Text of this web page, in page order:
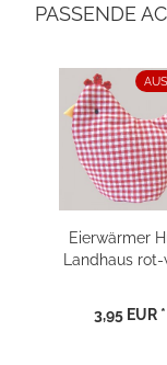
PASSENDE
Eierwärmer
Landhaus
3,95 EUR *